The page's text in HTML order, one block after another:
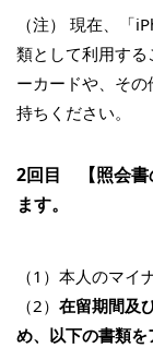
（注） 現在、「
類として利用す
ーカードや、そ
持ちください。
2回目 【照会書
ます。
（1）本人のマイ
（2） 在留期間及
め、以下の書類